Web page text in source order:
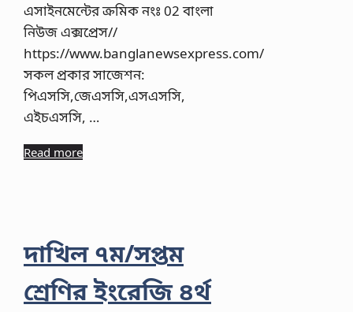
এসাইনমেন্টের ক্রমিক নংঃ 02 বাংলা
নিউজ এক্সপ্রেস//
https://www.banglanewsexpress.com/
সকল প্রকার সাজেশন:
পিএসসি,জেএসসি,এসএসসি,
এইচএসসি, …
Read more
দাখিল ৭ম/সপ্তম
শ্রেণির ইংরেজি ৪র্থ